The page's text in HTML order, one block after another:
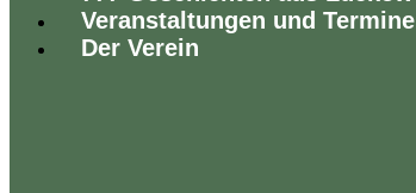
Veranstaltungen und Termine
Der Verein